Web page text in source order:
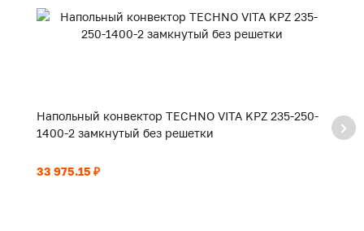
Напольный конвектор TECHNO VITA KPZ 235-250-
1400-2 замкнутый без решетки
33 975.15 ₽